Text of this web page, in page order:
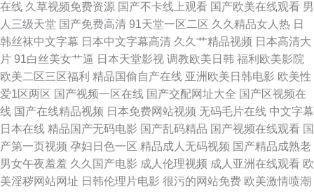
在线 久草视频免费资源 国产不卡线上观看 国产欧美在线观看 男
人三级天堂 国产免费高清 91天堂一区二区 久久精品女人热 日
韩丝袜中文字幕 日本中文字幕高清 久久艹精品视频 日本高清大
片 91白丝美女艹逼 日本天堂影视 调教欧美日韩 福利欧美影院
欧美二区三区福利 精品国偷自产在线 亚洲欧美日韩电影 欧美性
爱1区两区 国产视频一区在线 国产交配网址大全 国产区视频在
线 国产在线精品视频 日本免费网站视频 无码毛片在线 中文字幕
日本在线 精品国产无码电影 国产乱码精品 国产视频在线观看 国
产第一页视频 孕妇日色一区 精品成人无码视频 国产精品成熟老
男女午夜羞羞 久久国产电影 成人伦理视频 成人亚洲在线观看 欧
美淫秽网站网址 日韩伦理片电影 很污的网站免费 欧美激情喷潮